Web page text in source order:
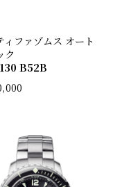
ィファゾムス オート
ク
B52B